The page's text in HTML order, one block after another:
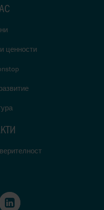
ценности